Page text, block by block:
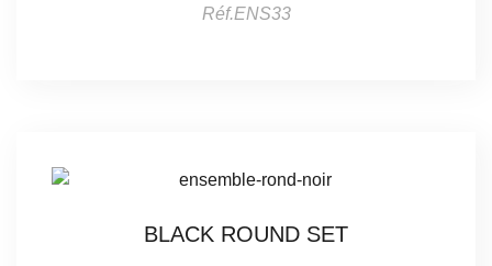
Réf.ENS33
BLACK ROUND SET